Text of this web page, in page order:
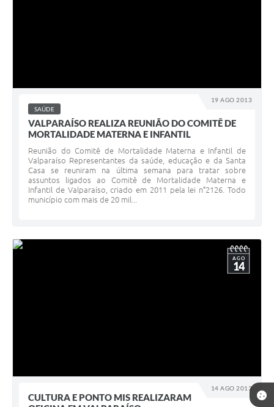
19 AGO 2013
SAÚDE
VALPARAÍSO REALIZA REUNIÃO DO COMITÊ DE
MORTALIDADE MATERNA E INFANTIL
Reunião do Comitê de Mortalidade Materna e Infantil de
Valparaíso Representantes da saúde, educação e da Santa
Casa se reuniram na última semana para tratar sobre
assuntos ligados ao Comitê de Mortalidade Materna e
Infantil de Valparaíso, criado em 2011 pela lei n°2126. Todo
município com mais de 20 mil...
14 AGO 2013
AGO
14
CULTURA E PONTO MIS REALIZARAM